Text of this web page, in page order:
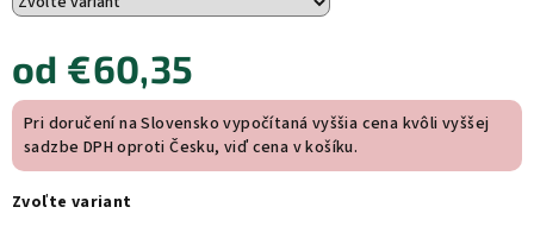
od €60,35
Jednotková
cena:
Pri doručení na Slovensko vypočítaná vyššia cena kvôli vyššej
sadzbe DPH oproti Česku, viď cena v košíku.
Zvoľte variant